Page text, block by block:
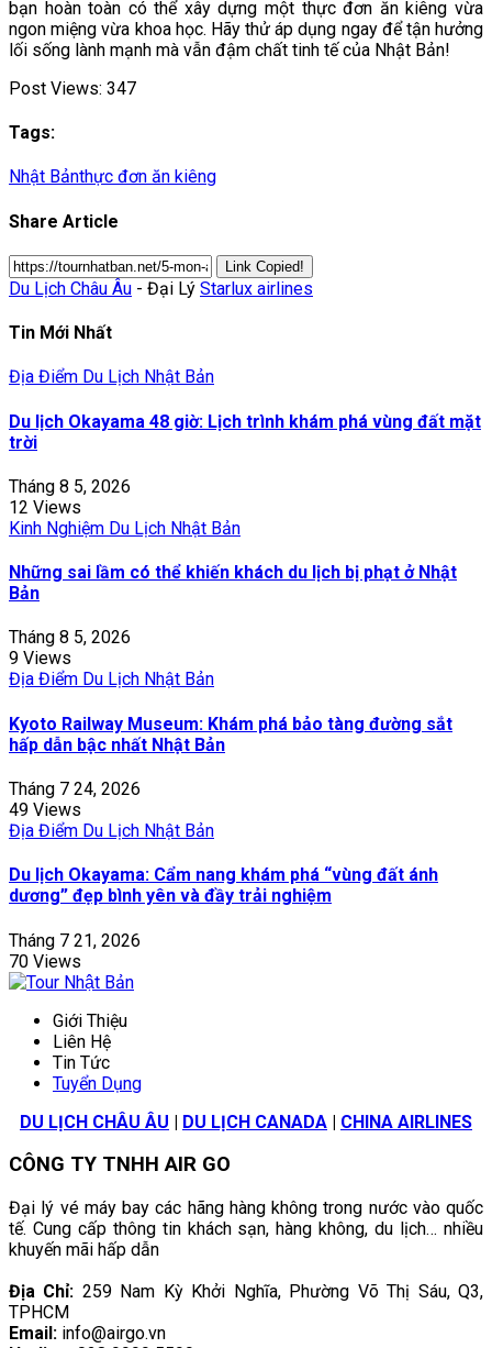
bạn hoàn toàn có thể xây dựng một thực đơn ăn kiêng vừa
ngon miệng vừa khoa học. Hãy thử áp dụng ngay để tận hưởng
lối sống lành mạnh mà vẫn đậm chất tinh tế của Nhật Bản!
Post Views: 347
Tags:
Nhật Bảnthực đơn ăn kiêng
Share Article
Link Copied!
Du Lịch Châu Âu - Đại Lý Starlux airlines
Tin Mới Nhất
Địa Điểm Du Lịch Nhật Bản
Du lịch Okayama 48 giờ: Lịch trình khám phá vùng đất mặt
trời
Tháng 8 5, 2026
12 Views
Kinh Nghiệm Du Lịch Nhật Bản
Những sai lầm có thể khiến khách du lịch bị phạt ở Nhật
Bản
Tháng 8 5, 2026
9 Views
Địa Điểm Du Lịch Nhật Bản
Kyoto Railway Museum: Khám phá bảo tàng đường sắt
hấp dẫn bậc nhất Nhật Bản
Tháng 7 24, 2026
49 Views
Địa Điểm Du Lịch Nhật Bản
Du lịch Okayama: Cẩm nang khám phá “vùng đất ánh
dương” đẹp bình yên và đầy trải nghiệm
Tháng 7 21, 2026
70 Views
Giới Thiệu
Liên Hệ
Tin Tức
Tuyển Dụng
DU LỊCH CHÂU ÂU | DU LỊCH CANADA | CHINA AIRLINES
CÔNG TY TNHH AIR GO
Đại lý vé máy bay các hãng hàng không trong nước vào quốc
tế. Cung cấp thông tin khách sạn, hàng không, du lịch… nhiều
khuyến mãi hấp dẫn
Địa Chỉ: 259 Nam Kỳ Khởi Nghĩa, Phường Võ Thị Sáu, Q3,
TPHCM
Email: info@airgo.vn